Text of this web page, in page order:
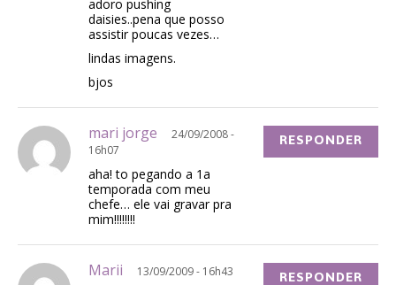
adoro pushing
daisies..pena que posso
assistir poucas vezes…
lindas imagens.
bjos
mari jorge
24/09/2008 -
16h07
aha! to pegando a 1a
temporada com meu
chefe… ele vai gravar pra
mim!!!!!!!!
RESPONDER
Marii 13/09/2009 - 16h43 RESPONDER